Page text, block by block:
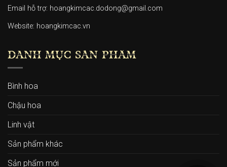
Email hỗ trợ: hoangkimcac.dodong@gmail.com
Website: hoangkimcac.vn
DANH MỤC SẢN PHẨM
Bình hoa
Chậu hoa
Linh vật
Sản phẩm khác
Sản phẩm mới